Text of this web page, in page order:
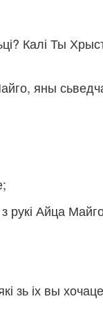
Калі Ты
яны
рукі Айца
зь іх вы хочаце